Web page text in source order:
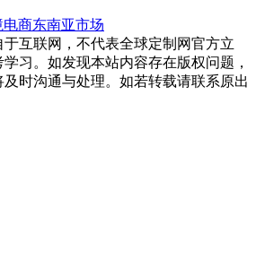
电商东南亚市场
于互联网，不代表全球定制网官方立
习。如发现本站内容存在版权问题，
时沟通与处理。如若转载请联系原出